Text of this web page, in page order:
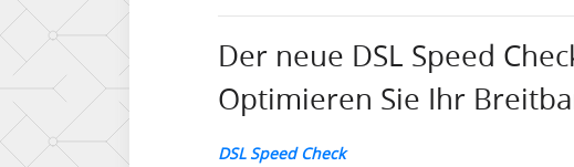
Der neue DSL Speed
Optimieren Sie Ihr
DSL Speed Check